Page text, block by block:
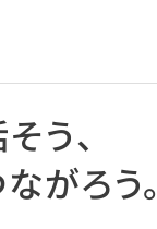
う、
がろう。